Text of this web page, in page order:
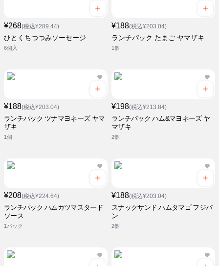
¥268(税込¥289.44)
ひとくちつつみソーセージ
6個入
¥188(税込¥203.04)
ランチパック たまご ヤマザキ
1個
¥188(税込¥203.04)
ランチパック ツナマヨネーズ ヤマ
ザキ
1個
¥198(税込¥213.84)
ランチパック ハム&マヨネーズ ヤ
マザキ
2個
¥208(税込¥224.64)
ランチパック ハムカツマスタード
ソース
1パック
¥188(税込¥203.04)
スナックサンド ハムタマゴ フジパ
ン
2個